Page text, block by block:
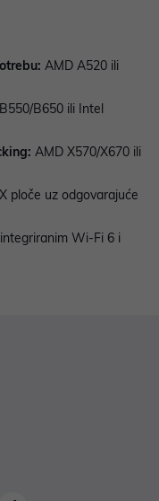
AMD A520 ili
B650 ili Intel
AMD X570/X670 ili
ploče uz odgovarajuće
Wi-Fi 6 i